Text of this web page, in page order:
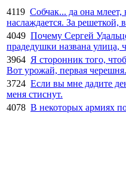
4119 Собчак... да она
наслаждается. За
4049 Почему Сергей
прадедушки названа улица,
3964 Я сторонник того,
Вот урожай, первая черешня.
3724 Если вы мне дадите
меня стиснут.
4078 В некоторых армиях